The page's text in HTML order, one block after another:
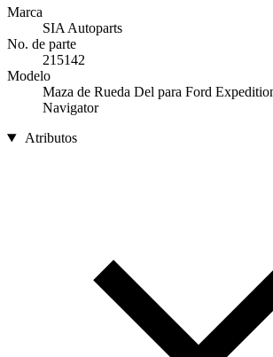
Marca
SIA Autoparts
No. de parte
215142
Modelo
Maza de Rueda Del para Ford
Navigator
Atributos